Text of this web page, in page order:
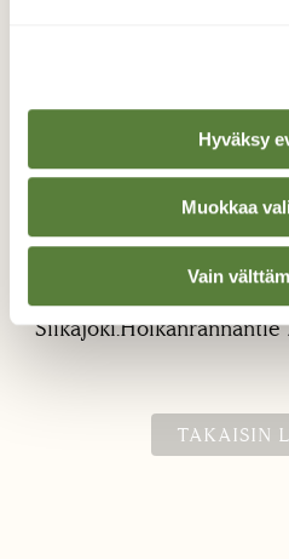
Hyväksy
Muokkaa
Vain
Lensi Siikajoen
Valokuvaaja: Jouni
Siikajoki.Hoikanrannantie
TAKAISIN